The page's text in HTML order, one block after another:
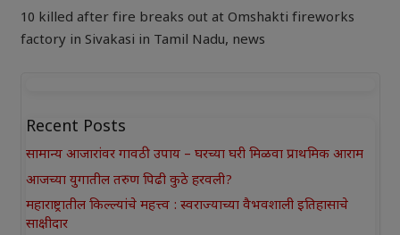
10 killed after fire breaks out at Omshakti fireworks
factory in Sivakasi in Tamil Nadu, news
Recent Posts
सामान्य आजारांवर गावठी उपाय – घरच्या घरी मिळवा प्राथमिक आराम
आजच्या युगातील तरुण पिढी कुठे हरवली?
महाराष्ट्रातील किल्ल्यांचे महत्त्व : स्वराज्याच्या वैभवशाली इतिहासाचे
साक्षीदार